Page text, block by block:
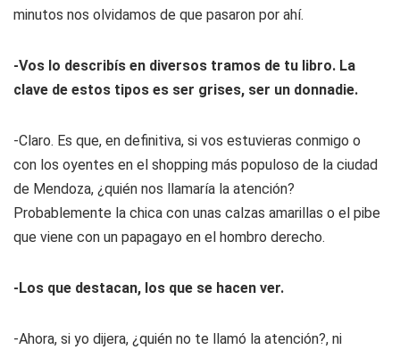
minutos nos olvidamos de que pasaron por ahí.
-Vos lo describís en diversos tramos de tu libro. La
clave de estos tipos es ser grises, ser un donnadie.
-Claro. Es que, en definitiva, si vos estuvieras conmigo o
con los oyentes en el shopping más populoso de la ciudad
de Mendoza, ¿quién nos llamaría la atención?
Probablemente la chica con unas calzas amarillas o el pibe
que viene con un papagayo en el hombro derecho.
-Los que destacan, los que se hacen ver.
-Ahora, si yo dijera, ¿quién no te llamó la atención?, ni